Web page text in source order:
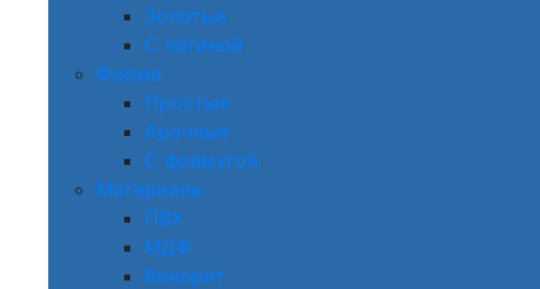
Золотые
С патиной
Форма
Простые
Арочные
С фрамугой
Материалы
ПВХ
МДФ
Винорит